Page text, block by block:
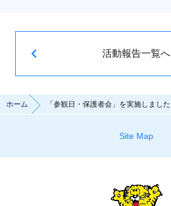
活動報告一覧へ
ホーム 「参観日・保護者会」を実施しました
Site Map